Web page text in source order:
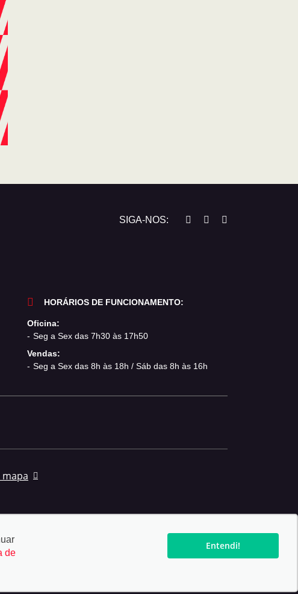
SIGA-NOS:
HORÁRIOS DE FUNCIONAMENTO:
Oficina:
Seg a Sex das 7h30 às 17h50
Vendas:
Seg a Sex das 8h às 18h / Sáb das 8h às 16h
mapa
de
Entendi!